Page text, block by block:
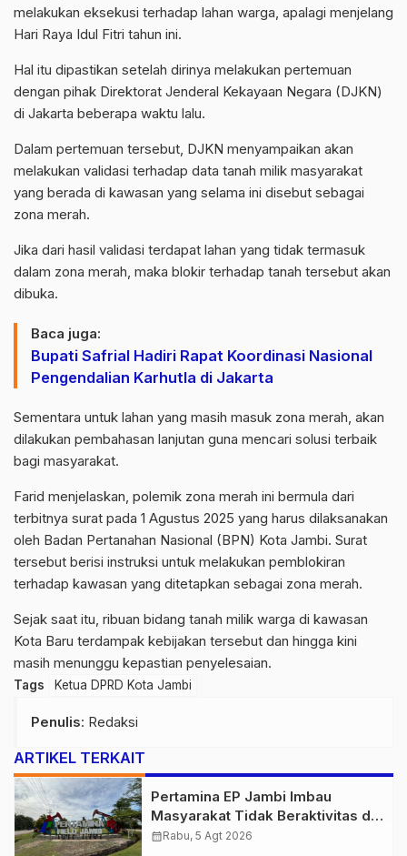
melakukan eksekusi terhadap lahan warga, apalagi menjelang
Hari Raya Idul Fitri tahun ini.
Hal itu dipastikan setelah dirinya melakukan pertemuan
dengan pihak Direktorat Jenderal Kekayaan Negara (DJKN)
di Jakarta beberapa waktu lalu.
Dalam pertemuan tersebut, DJKN menyampaikan akan
melakukan validasi terhadap data tanah milik masyarakat
yang berada di kawasan yang selama ini disebut sebagai
zona merah.
Jika dari hasil validasi terdapat lahan yang tidak termasuk
dalam zona merah, maka blokir terhadap tanah tersebut akan
dibuka.
Baca juga:
Bupati Safrial Hadiri Rapat Koordinasi Nasional
Pengendalian Karhutla di Jakarta
Sementara untuk lahan yang masih masuk zona merah, akan
dilakukan pembahasan lanjutan guna mencari solusi terbaik
bagi masyarakat.
Farid menjelaskan, polemik zona merah ini bermula dari
terbitnya surat pada 1 Agustus 2025 yang harus dilaksanakan
oleh Badan Pertanahan Nasional (BPN) Kota Jambi. Surat
tersebut berisi instruksi untuk melakukan pemblokiran
terhadap kawasan yang ditetapkan sebagai zona merah.
Sejak saat itu, ribuan bidang tanah milik warga di kawasan
Kota Baru terdampak kebijakan tersebut dan hingga kini
masih menunggu kepastian penyelesaian.
Tags Ketua DPRD Kota Jambi
Penulis: Redaksi
ARTIKEL TERKAIT
Pertamina EP Jambi Imbau
Masyarakat Tidak Beraktivitas di
Atas Jalur Pipa Migas Demi
calendar_monthRabu, 5 Agt 2026